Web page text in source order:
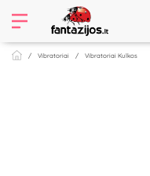
Vibratoriai Vibratoriai Kulkos